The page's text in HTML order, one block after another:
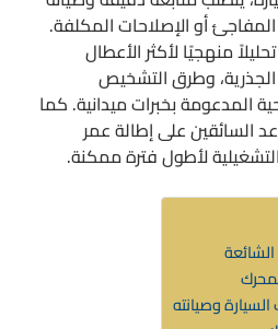
أو الإصلاحات المكلفة.
منهجيًا لأكثر الأعطال
وطرق التشخيص
المدعومة بخبرات ميدانية. كما
السائقين على إطالة عمر
لأطول فترة ممكنة.
وصيانته